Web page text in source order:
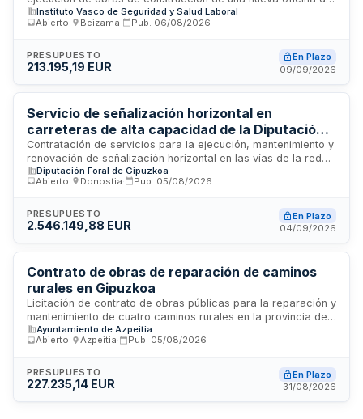
atención a la ciudadanía de la Ertzaintza ubicada en la
estación de ADIF de Atotxa en Donostia. El proyecto
construcción de la estructura, instalaciones, acabados y
equipamiento necesarios para poner en funcionamiento una
atención ciudadana. La inversión total presupuestada
asciende a más de doscientos mil euros.
Instituto Vasco de Seguridad y Salud Laboral
Abierto
Beizama Pub. 06/08/2026
PRESUPUESTO
213.195,19 EUR
En Plazo
09/09/2026
Servicio de señalización horizontal en
carreteras de alta capacidad de la Diputación
Foral de Gipuzkoa
Contratación de servicios para la ejecución, mantenimiento y
renovación de señalización horizontal en las vías de la red
de alta capacidad gestionadas por la Diputación Foral de
Gipuzkoa. Los trabajos incluyen la aplicación de marcas
forales. El servicio abarca el territorio de Gipuzkoa, con
particular relevancia en Donostia. Esta licitación pública
de la señalización en las infraestructuras viarias principales.
Diputación Foral de Gipuzkoa
Abierto
Donostia Pub. 05/08/2026
PRESUPUESTO
2.546.149,88 EUR
En Plazo
04/09/2026
Contrato de obras de reparación de caminos
rurales en Gipuzkoa
Licitación de contrato de obras públicas para la reparación y
mantenimiento de cuatro caminos rurales en la provincia de
Gipuzkoa: Badiolatxo-Orandagoikoa, Txarabarrena-Elosua,
Arriaga-Arriagagain y Urasandi Berri-Oielantzun. Las obras
técnicas y memoria del proyecto aprobado, incluyendo
todos los trabajos necesarios para restaurar la funcionalidad
Ayuntamiento de Azpeitia
Abierto
Azpeitia Pub. 05/08/2026
PRESUPUESTO
227.235,14 EUR
En Plazo
31/08/2026